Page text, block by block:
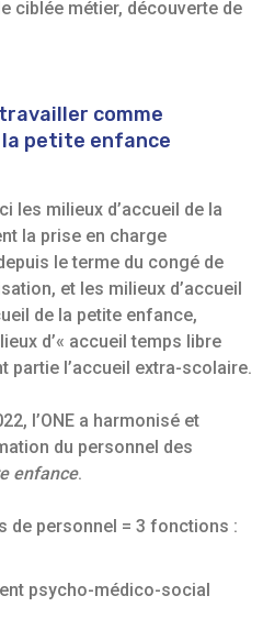
ciblée métier, découverte de
comme
la petite enfance
les milieux d’accueil de la
la prise en charge
le terme du congé de
et les milieux d’accueil
de la petite enfance,
d’« accueil temps libre
partie l’accueil extra-scolaire.
l’ONE a harmonisé et
du personnel des
enfance.
de personnel = 3 fonctions :
psycho-médico-social